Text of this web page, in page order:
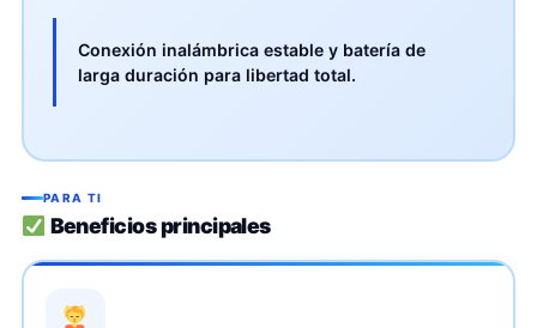
Conexión inalámbrica estable y batería de
larga duración para libertad total.
PARA TI
Beneficios principales